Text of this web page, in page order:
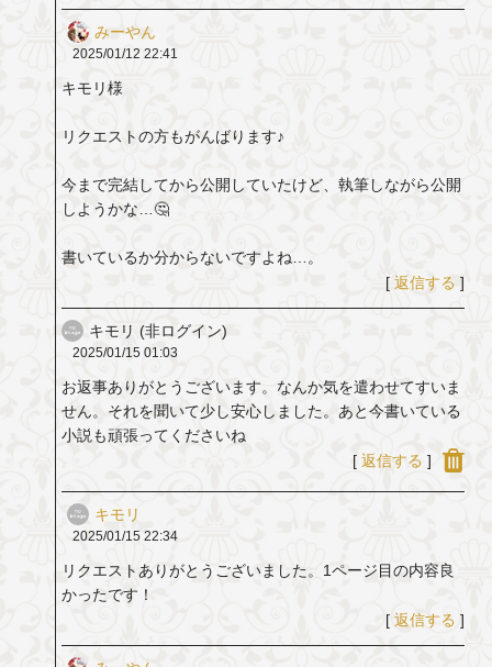
みーやん
2025/01/12 22:41
キモリ様
リクエストの方もがんばります♪
今まで完結してから公開していたけど、執筆しながら公開
しようかな…🤔
書いているか分からないですよね…。
[ 返信する ]
キモリ (非ログイン)
2025/01/15 01:03
お返事ありがとうございます。なんか気を遣わせてすいま
せん。それを聞いて少し安心しました。あと今書いている
小説も頑張ってくださいね
[ 返信する ]
キモリ
2025/01/15 22:34
リクエストありがとうございました。1ページ目の内容良
かったです！
[ 返信する ]